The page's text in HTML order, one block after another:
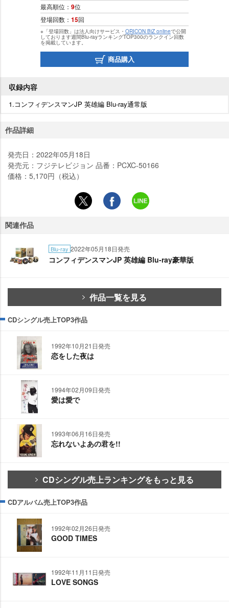
最高順位： 9位
登場回数： 15回
※「登場回数」は法人向けサービス・ ORICON BiZ onlineで公開
しております週間Blu-rayランキングTOP300のランクイン回数
を掲載しています。
商品購入
収録内容
1.コンフィデンスマンJP 英雄編 Blu-ray通常版
作品詳細
発売日：2022年05月18日
発売元：フジテレビジョン 品番：PCXC-50166
価格：5,170円（税込）
関連作品
Blu-ray 2022年05月18日発売
コンフィデンスマンJP 英雄編 Blu-ray豪華版
作品一覧を見る
CDシングル売上TOP3作品
1992年10月21日発売
恋をした夜は
1994年02月09日発売
愛は愛で
1993年06月16日発売
忘れないよあの君を!!
CDシングル売上ランキングをもっと見る
CDアルバム売上TOP3作品
1992年02月26日発売
GOOD TIMES
1992年11月11日発売
LOVE SONGS